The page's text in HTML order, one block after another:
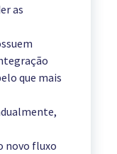
as
que mais
novo fluxo